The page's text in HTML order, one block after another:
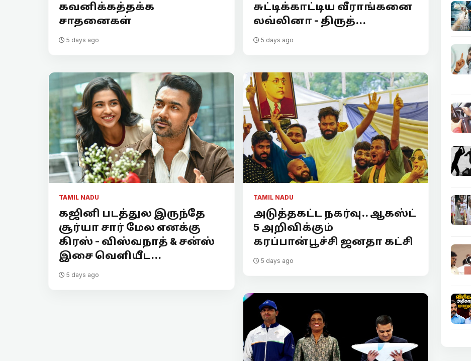
கவனிக்கத்தக்க
சாதனைகள்
5 days ago
சுட்டிக்காட்டிய வீராங்கனை
லவ்லினா - திருத்...
5 days ago
TAMIL NADU
கஜினி படத்துல இருந்தே
சூர்யா சார் மேல எனக்கு
கிரஸ் - விஸ்வநாத் & சன்ஸ்
இசை வெளியீட...
5 days ago
TAMIL NADU
அடுத்தகட்ட நகர்வு.. ஆகஸ்ட்
5 அறிவிக்கும்
கரப்பான்பூச்சி ஜனதா கட்சி
5 days ago